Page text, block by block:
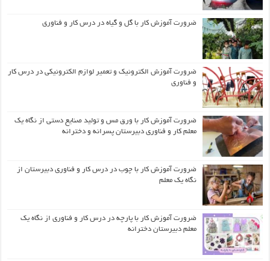
ضرورت آموزش کار با گل و گیاه در درس کار و فناوری
ضرورت آموزش الکترونیک و تعمیر لوازم الکترونیکی در درس کار
و فناوری
ضرورت آموزش کار با ورق مس و تولید صنایع دستی از نگاه یک
معلم کار و فناوری دبیرستان پسرانه و دخترانه
ضرورت آموزش کار با چوب در درس کار و فناوری دبیرستان از
نگاه یک معلم
ضرورت آموزش کار با پارچه در درس کار و فناوری از نگاه یک
معلم دبیرستان دخترانه